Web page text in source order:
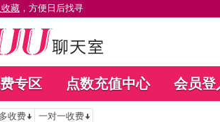
藏 ，方便日后找寻
专区 点数充值中心 会员登
收费 一对一收费